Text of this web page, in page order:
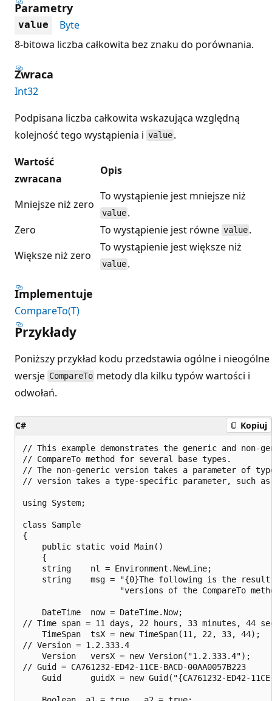
Parametry
value
Byte
8-bitowa liczba całkowita bez znaku do porównania.
Zwraca
Int32
Podpisana liczba całkowita wskazująca względną
kolejność tego wystąpienia i value .
Wartość
zwracana
Opis
Mniejsze niż zero
To wystąpienie jest mniejsze niż
value .
Zero
To wystąpienie jest równe value .
Większe niż zero
To wystąpienie jest większe niż
value .
Implementuje
CompareTo(T)
Przykłady
Poniższy przykład kodu przedstawia ogólne i nieogólne
wersje CompareTo metody dla kilku typów wartości i
odwołań.
C# Kopiuj
// This example demonstrates the generic and non-
// CompareTo method for several base types.
// The non-generic version takes a parameter of
// version takes a type-specific parameter, such
using System;
class Sample
{
    public static void Main()
    {
    string    nl = Environment.NewLine;
string    msg = "{0}The following is the
"versions of the CompareTo
    DateTime  now = DateTime.Now;
// Time span = 11 days, 22 hours, 33 minutes, 44
    TimeSpan  tsX = new TimeSpan(11, 22, 33, 44);
// Version = 1.2.333.4
    Version   versX = new Version("1.2.333.4");
// Guid = CA761232-ED42-11CE-BACD-00AA0057B223
Guid      guidX = new Guid("{CA761232-ED42-